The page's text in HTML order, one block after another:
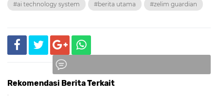
#ai technology system #berita utama #zelim guardian
Rekomendasi Berita Terkait